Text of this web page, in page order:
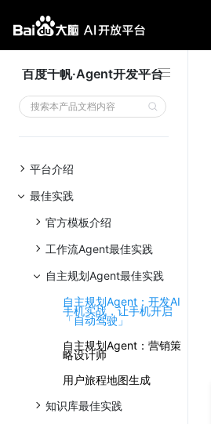
百度千帆·Agent开发平台
平台介绍
最佳实践
官方模板介绍
工作流Agent最佳实践
自主规划Agent最佳实践
自主规划Agent：开发AI
手机实战，让手机开启
「自动驾驶」
自主规划Agent：营销策
略设计师
用户旅程地图生成
知识库最佳实践